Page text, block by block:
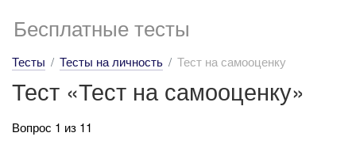
Бесплатные тесты
Тесты Тесты на личность Тест на самооценку
Тест «Тест на самооценку»
Вопрос 1 из 11